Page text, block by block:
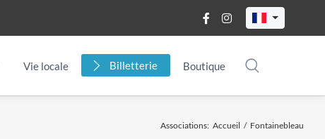
Vie locale Billetterie Boutique
Associations: Accueil / Fontainebleau